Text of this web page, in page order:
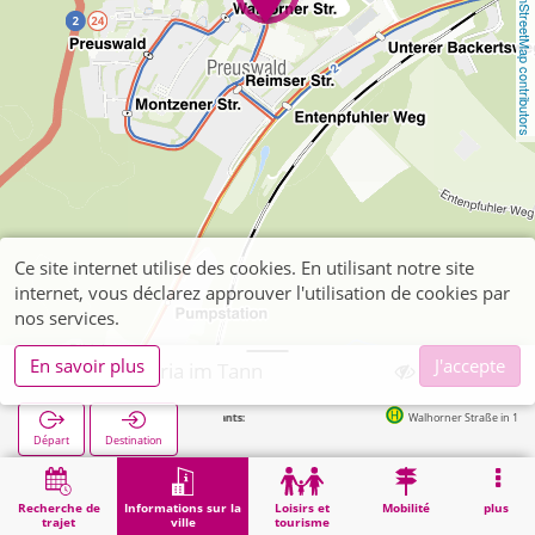
OpenStreetMap contributors
Recherche de
trajet
Informations sur la
ville
Loisirs et
tourisme
Mobilité plus
Aachen, Maria im Tann
Départ Destination
Arrêts suivants: Walhorner Straße in 127m
Démarrage Informations sur la ville Aachen, Maria im Tann
Ce site internet utilise des cookies. En utilisant notre site
internet, vous déclarez approuver l'utilisation de cookies par
nos services.
En savoir plus
J'accepte